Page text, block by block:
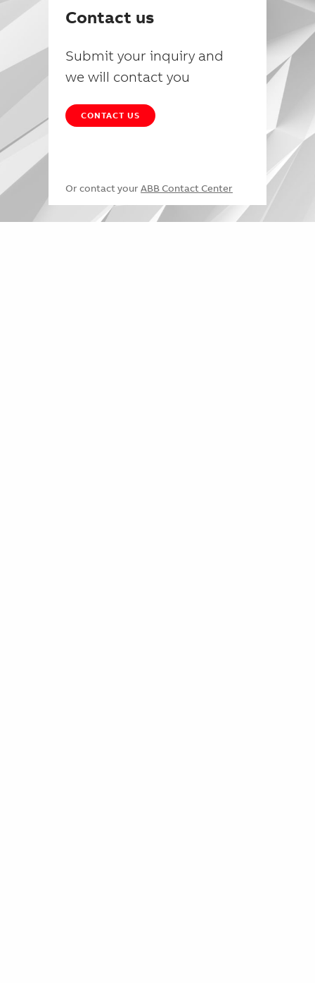
Contact us
Submit your inquiry and
we will contact you
CONTACT US
Or contact your ABB Contact Center